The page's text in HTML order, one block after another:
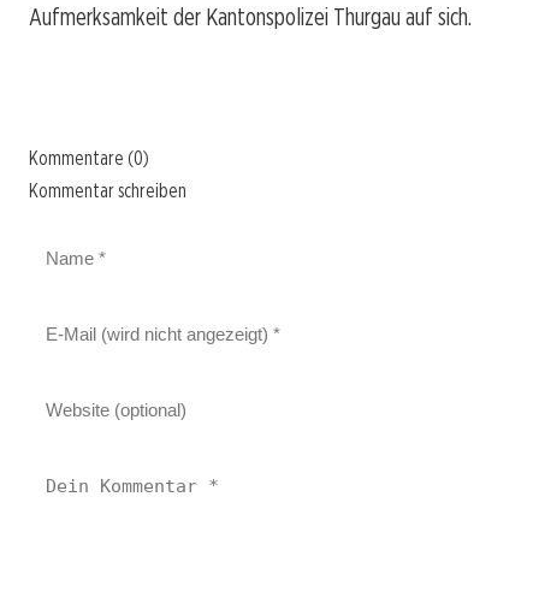
Aufmerksamkeit der Kantonspolizei Thurgau auf sich.
Kommentare (0)
Kommentar schreiben